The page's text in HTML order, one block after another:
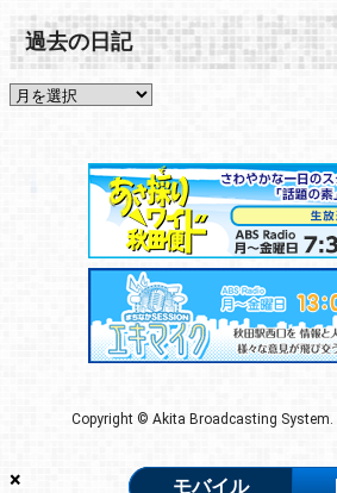
×
過去の日記
Copyright © Akita Broadcasting System.
モバイル